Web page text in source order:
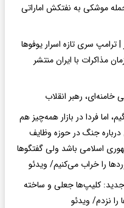
۶۰ روزه است/ حمله موشکی به نفتکش اماراتی
ترامپ سری تازه اسرار یوفوها
مذاکرات با ایران منتشر
رهبر انقلاب
اما فردا در بازار همه‌چیز هم
جنگ در حوزه وظایف
اسلامی باشد ولی گفتگوها
را خراب می‌کنیم/ ویدئو
جدید: کلیپ‌ها جعلی و ساخته
نزدم/ ویدئو